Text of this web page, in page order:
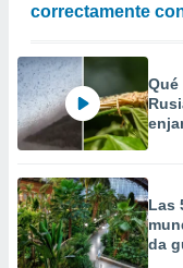
correctamente
Las
da